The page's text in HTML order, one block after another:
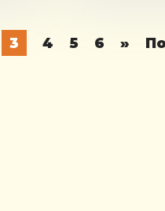
3 4 5 6 »